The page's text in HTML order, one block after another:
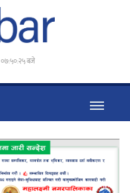
०७:५०:२६ बजे